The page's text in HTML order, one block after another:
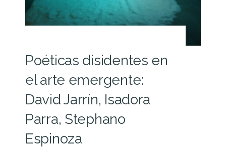
Poéticas disidentes en
el arte emergente:
David Jarrín, Isadora
Parra, Stephano
Espinoza